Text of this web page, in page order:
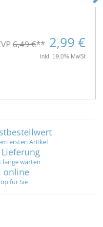
6,49 €** 2,99 €
inkl. 19,0% MwSt
ersten Artikel
lange warten
online
für Sie